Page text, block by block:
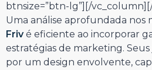
btnsize=”btn-lg”][/
Uma análise aprofundada nos
Frivé eficiente ao incorporar
estratégias de marketing.
por um design envolvente,